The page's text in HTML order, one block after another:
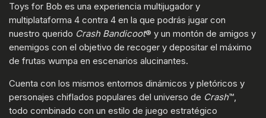
Toys for Bob es una experiencia multijugador y
multiplataforma 4 contra 4 en la que podrás jugar con
nuestro querido Crash Bandicoot® y un montón de amigos y
enemigos con el objetivo de recoger y depositar el máximo
de frutas wumpa en escenarios alucinantes.
Cuenta con los mismos entornos dinámicos y pletóricos y
personajes chiflados populares del universo de Crash™,
todo combinado con un estilo de juego estratégico